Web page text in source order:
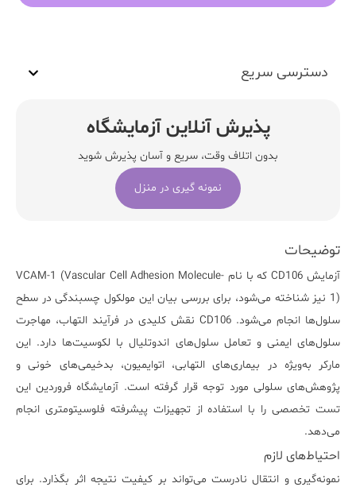
توضیحات
آزمایش CD106 که با نام VCAM-1 (Vascular Cell Adhesion Molecule-
1) نیز شناخته می‌شود، برای بررسی بیان این مولکول چسبندگی در سطح
سلول‌ها انجام می‌شود. CD106 نقش کلیدی در فرآیند التهاب، مهاجرت
سلول‌های ایمنی و تعامل سلول‌های اندوتلیال با لکوسیت‌ها دارد. این
مارکر به‌ویژه در بیماری‌های التهابی، اتوایمیون، بدخیمی‌های خونی و
پژوهش‌های سلولی مورد توجه قرار گرفته است. آزمایشگاه فروردین این
تست تخصصی را با استفاده از تجهیزات پیشرفته فلوسیتومتری انجام
می‌دهد.
احتیاط‌های لازم
نمونه‌گیری و انتقال نادرست می‌تواند بر کیفیت نتیجه اثر بگذارد. برای
دسترسی سریع
پذیرش آنلاین آزمایشگاه
بدون اتلاف وقت، سریع و آسان پذیرش شوید
نمونه گیری در منزل